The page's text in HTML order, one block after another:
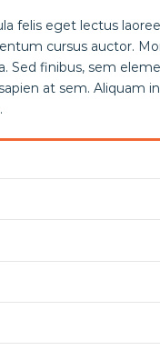
felis eget lectus
cursus auctor.
Sed finibus, sem
at sem.